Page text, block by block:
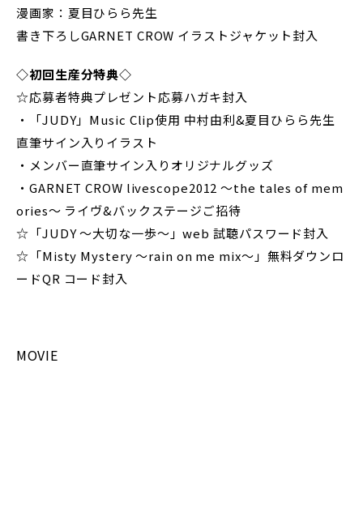
漫画家：夏目ひらら先生
書き下ろしGARNET CROW イラストジャケット封入
◇初回生産分特典◇
☆応募者特典プレゼント応募ハガキ封入
・「JUDY」Music Clip使用 中村由利&夏目ひらら先生
直筆サイン入りイラスト
・メンバー直筆サイン入りオリジナルグッズ
・GARNET CROW livescope2012 ～the tales of mem
ories～ ライヴ&バックステージご招待
☆「JUDY ～大切な一歩～」web 試聴パスワード封入
☆「Misty Mystery ～rain on me mix～」無料ダウンロ
ードQR コード封入
MOVIE